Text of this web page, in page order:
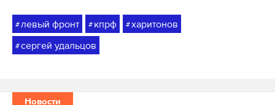
# левый фронт # кпрф #харитонов
#сергей удальцов
Новости